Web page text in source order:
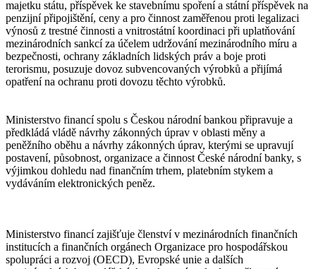
majetku státu, příspěvek ke stavebnímu spoření a státní příspěvek na
penzijní připojištění, ceny a pro činnost zaměřenou proti legalizaci
výnosů z trestné činnosti a vnitrostátní koordinaci při uplatňování
mezinárodních sankcí za účelem udržování mezinárodního míru a
bezpečnosti, ochrany základních lidských práv a boje proti
terorismu, posuzuje dovoz subvencovaných výrobků a přijímá
opatření na ochranu proti dovozu těchto výrobků.
Ministerstvo financí spolu s Českou národní bankou připravuje a
předkládá vládě návrhy zákonných úprav v oblasti měny a
peněžního oběhu a návrhy zákonných úprav, kterými se upravují
postavení, působnost, organizace a činnost České národní banky, s
výjimkou dohledu nad finančním trhem, platebním stykem a
vydáváním elektronických peněz.
Ministerstvo financí zajišťuje členství v mezinárodních finančních
institucích a finančních orgánech Organizace pro hospodářskou
spolupráci a rozvoj (OECD), Evropské unie a dalších